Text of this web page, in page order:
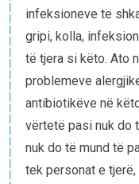
infeksioneve të
gripi, kolla,
të tjera si këto. Ato
problemeve
antibiotikëve në
vërtetë pasi nuk do
nuk do të mund të
tek personat e